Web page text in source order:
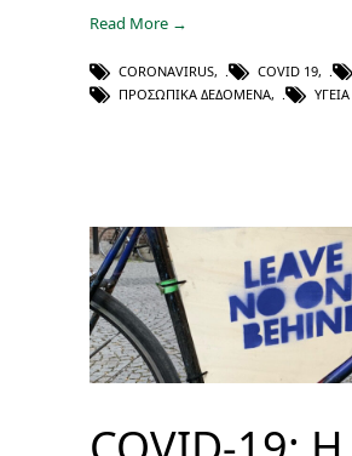
Read More →
CORONAVIRUS, COVID 19,
ΠΡΟΣΩΠΙΚΆ ΔΕΔΟΜΈΝΑ, ΥΓΕΊΑ